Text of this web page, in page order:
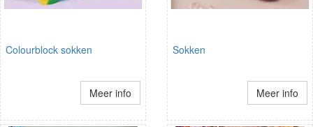
Colourblock sokken
Meer info
Sokken
Meer info